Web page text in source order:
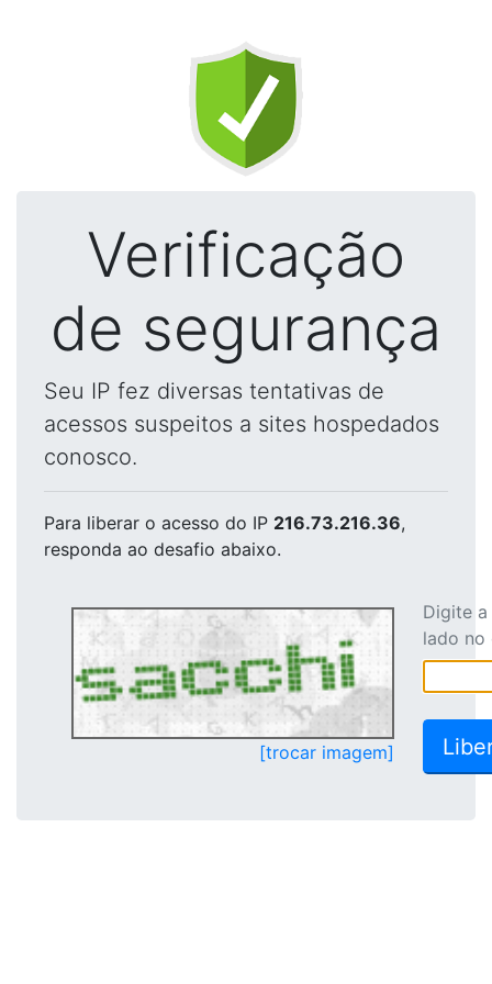
Verificação
de segurança
Seu IP fez diversas tentativas de
acessos suspeitos a sites hospedados
conosco.
Para liberar o acesso do IP 216.73.216.36,
responda ao desafio abaixo.
[trocar imagem]
Digite
lado no